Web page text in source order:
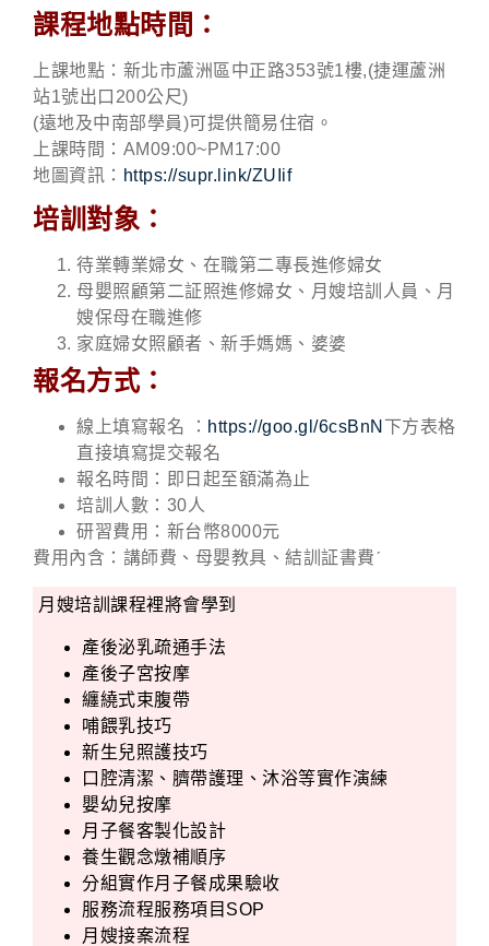
課程地點時間：
上課地點：新北市蘆洲區中正路353號1樓,(捷運蘆洲
站1號出口200公尺)
(遠地及中南部學員)可提供簡易住宿。
上課時間：AM09:00~PM17:00
地圖資訊： https://supr.link/ZUIif
培訓對象：
待業轉業婦女、在職第二專長進修婦女
母嬰照顧第二証照進修婦女、月嫂培訓人員、月
嫂保母在職進修
家庭婦女照顧者、新手媽媽、婆婆
報名方式：
線上填寫報名 ： https://goo.gl/6csBnN 下方表格
直接填寫提交報名
報名時間：即日起至額滿為止
培訓人數：30人
研習費用：新台幣8000元
費用內含：講師費、母嬰教具、結訓証書費ˊ
月嫂培訓課程裡將會學到
產後泌乳疏通手法
產後子宮按摩
纏繞式束腹帶
哺餵乳技巧
新生兒照護技巧
口腔清潔、臍帶護理、沐浴等實作演練
嬰幼兒按摩
月子餐客製化設計
養生觀念燉補順序
分組實作月子餐成果驗收
服務流程服務項目SOP
月嫂接案流程